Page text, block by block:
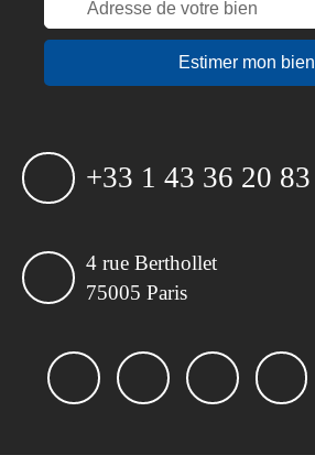
Adresse de votre bien
Estimer mon bien
+33 1 43 36 20 83
4 rue Berthollet
75005 Paris